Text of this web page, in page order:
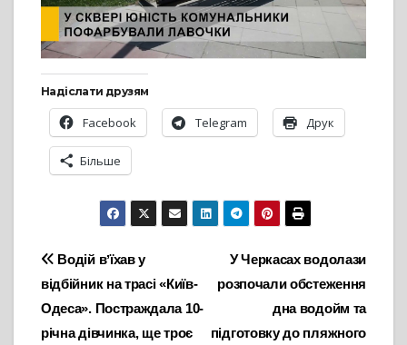
Надіслати друзям
Facebook Telegram Друк
Більше
Навігація
записів
У Черкасах водолази
розпочали обстеження
дна водойм та
підготовку до пляжного
Водій вʼїхав у
відбійник на трасі «Київ-
Одеса». Постраждала 10-
річна дівчинка, ще троє